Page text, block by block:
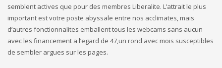
semblent actives que pour des membres Liberalite. L’attrait le plus
important est votre poste abyssale entre nos acclimates, mais
d’autres fonctionnalites emballent tous les webcams sans aucun
avec les financement a l’egard de 47,un rond avec mois susceptibles
de sembler argues sur les pages.